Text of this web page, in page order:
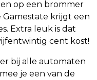
op een brommer
Gamestate krijgt een
Extra leuk is dat
cent kost!
bij alle automaten
je een van de